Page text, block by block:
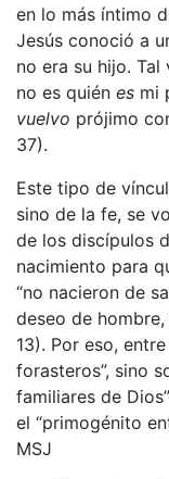
en lo más íntimo
Jesús conoció a
no era su hijo.
no es quién es mi
vuelvo prójimo
37).
Este tipo de
sino de la fe, se
de los discípulos
nacimiento para
“no nacieron de
deseo de hombre,
13). Por eso,
forasteros”, sino
familiares de
el “primogénito
MSJ